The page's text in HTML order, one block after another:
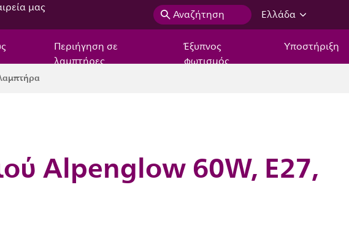
μας Αναζήτηση
Ελλάδα
Περιήγηση σε
λαμπτήρες
Έξυπνος
φωτισμός
Υποστήριξη
Alpenglow 60W, E27,